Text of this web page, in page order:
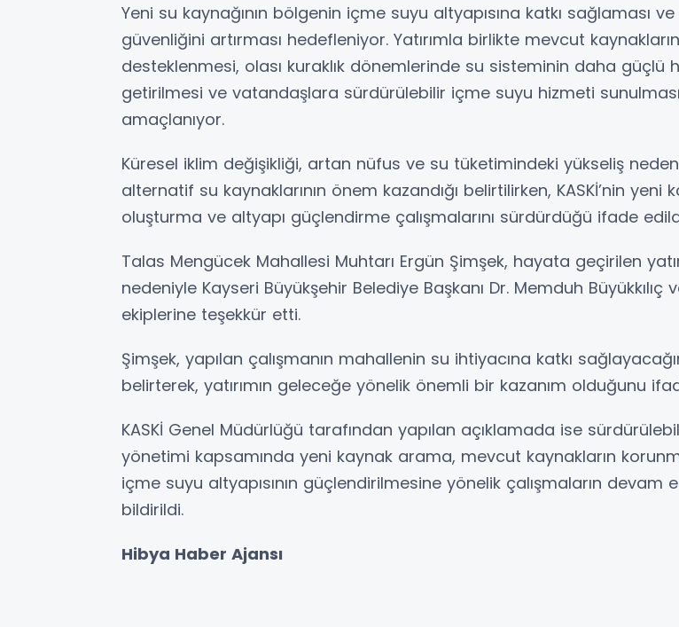
Yeni su kaynağının bölgenin içme suyu altyapısına katkı sağlaması
güvenliğini artırması hedefleniyor. Yatırımla birlikte mevcut kaynakların
desteklenmesi, olası kuraklık dönemlerinde su sisteminin daha güçlü
getirilmesi ve vatandaşlara sürdürülebilir içme suyu hizmeti sunulması
amaçlanıyor.
Küresel iklim değişikliği, artan nüfus ve su tüketimindeki yükseliş
alternatif su kaynaklarının önem kazandığı belirtilirken, KASKİ’nin yeni
oluşturma ve altyapı güçlendirme çalışmalarını sürdürdüğü ifade
Talas Mengücek Mahallesi Muhtarı Ergün Şimşek, hayata geçirilen
nedeniyle Kayseri Büyükşehir Belediye Başkanı Dr. Memduh Büyükkılıç
ekiplerine teşekkür etti.
Şimşek, yapılan çalışmanın mahallenin su ihtiyacına katkı
belirterek, yatırımın geleceğe yönelik önemli bir kazanım olduğunu
KASKİ Genel Müdürlüğü tarafından yapılan açıklamada ise
yönetimi kapsamında yeni kaynak arama, mevcut kaynakların
içme suyu altyapısının güçlendirilmesine yönelik çalışmaların devam
bildirildi.
Hibya Haber Ajansı